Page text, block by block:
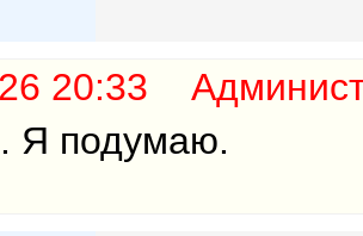
20:33
Я подумаю.